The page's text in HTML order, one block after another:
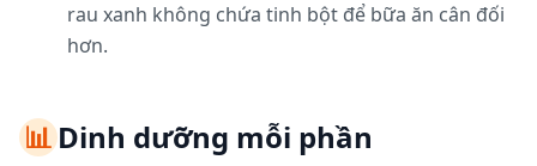
rau xanh không chứa tinh bột để bữa ăn cân đối
hơn.
📊Dinh dưỡng mỗi phần